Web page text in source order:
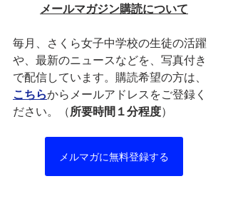
メールマガジン購読について
毎月、さくら女子中学校の生徒の活躍
や、最新のニュースなどを、写真付き
で配信しています。購読希望の方は、
こちらからメールアドレスをご登録く
ださい。（所要時間１分程度）
メルマガに無料登録する